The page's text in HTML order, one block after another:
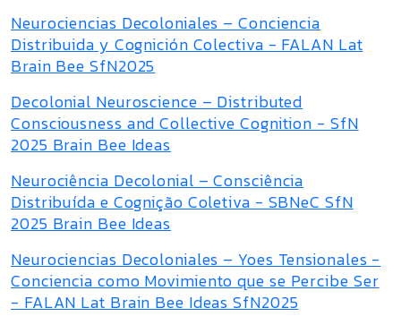
Neurociencias Decoloniales – Conciencia
Distribuida y Cognición Colectiva - FALAN Lat
Brain Bee SfN2025
Decolonial Neuroscience – Distributed
Consciousness and Collective Cognition - SfN
2025 Brain Bee Ideas
Neurociência Decolonial – Consciência
Distribuída e Cognição Coletiva - SBNeC SfN
2025 Brain Bee Ideas
Neurociencias Decoloniales – Yoes Tensionales -
Conciencia como Movimiento que se Percibe Ser
- FALAN Lat Brain Bee Ideas SfN2025